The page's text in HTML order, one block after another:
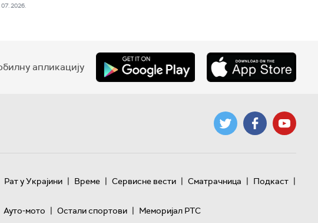
07. 2026.
апликацију
Рат у Украјини | Време | Сервисне вести | Сматрачница | Подкаст |
Ауто-мото | Остали спортови | Меморијал РТС